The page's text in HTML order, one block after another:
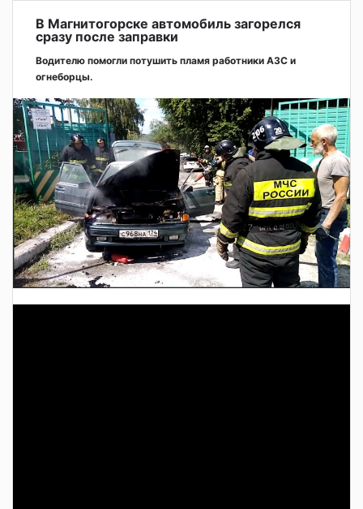
В Магнитогорске автомобиль загорелся
сразу после заправки
Водителю помогли потушить пламя работники АЗС и
огнеборцы.